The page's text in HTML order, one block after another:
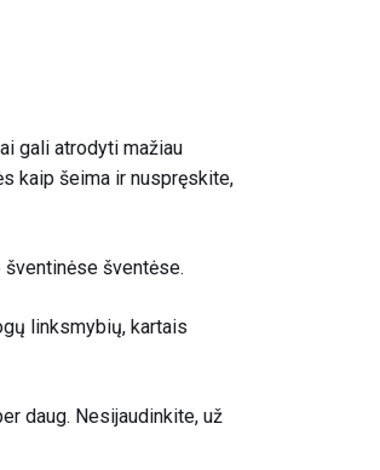
gali atrodyti mažiau
kaip šeima ir nuspręskite,
šventėse.
linksmybių, kartais
daug. Nesijaudinkite, už